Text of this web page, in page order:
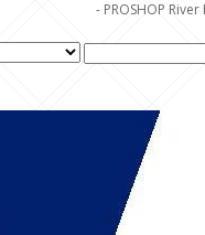
- PROSHOP